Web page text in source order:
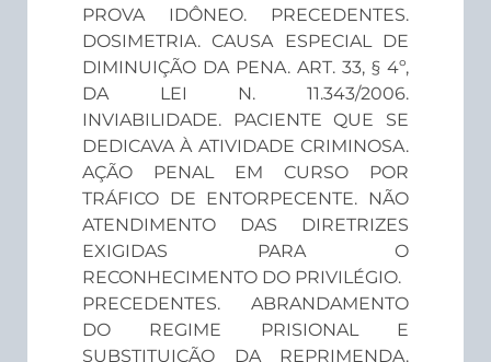
PROVA IDÔNEO. PRECEDENTES.
DOSIMETRIA. CAUSA ESPECIAL DE
DIMINUIÇÃO DA PENA. ART. 33, § 4º,
DA LEI N. 11.343/2006.
INVIABILIDADE. PACIENTE QUE SE
DEDICAVA À ATIVIDADE CRIMINOSA.
AÇÃO PENAL EM CURSO POR
TRÁFICO DE ENTORPECENTE. NÃO
ATENDIMENTO DAS DIRETRIZES
EXIGIDAS PARA O
RECONHECIMENTO DO PRIVILÉGIO.
PRECEDENTES. ABRANDAMENTO
DO REGIME PRISIONAL E
SUBSTITUIÇÃO DA REPRIMENDA.